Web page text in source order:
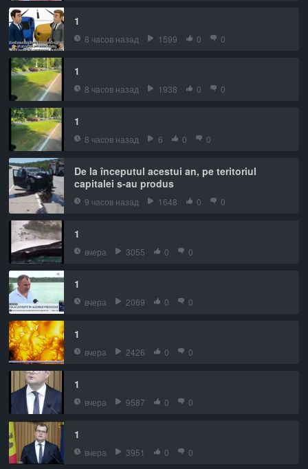
1
8 часов назад 1599 0 0
1
8 часов назад 1938 0 0
1
8 часов назад 6 0 0
De la începutul acestui an, pe teritoriul
capitalei s-au produs
9 часов назад 1648 0 0
1
вчера 3055 0 0
1
вчера 2069 0 0
1
вчера 2426 0 0
1
вчера 9587 0 0
1
вчера 3951 0 0